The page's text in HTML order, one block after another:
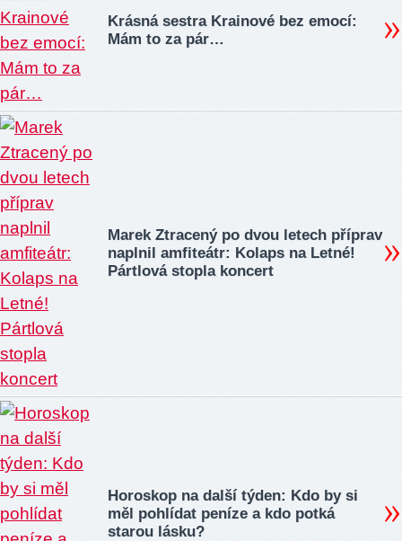
Krásná sestra Krainové bez emocí:
Mám to za pár…
Marek Ztracený po dvou letech příprav
naplnil amfiteátr: Kolaps na Letné!
Pártlová stopla koncert
Horoskop na další týden: Kdo by si
měl pohlídat peníze a kdo potká
starou lásku?